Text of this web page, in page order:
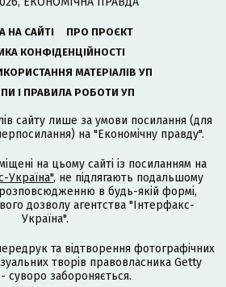
НА САЙТІ
ПРО ПРОЄКТ
КОНФІДЕНЦІЙНОСТІ
МАТЕРІАЛІВ УП
І ПРАВИЛА РОБОТИ УП
сайту лише за умови посилання (для
на "Економічну правду".
на цьому сайті із посиланням на
Україна", не підлягають подальшому
в будь-якій формі,
дозволу агентства "Інтерфакс-
Україна".
та відтворення фотографічних
творів правовласника Getty
суворо забороняється.